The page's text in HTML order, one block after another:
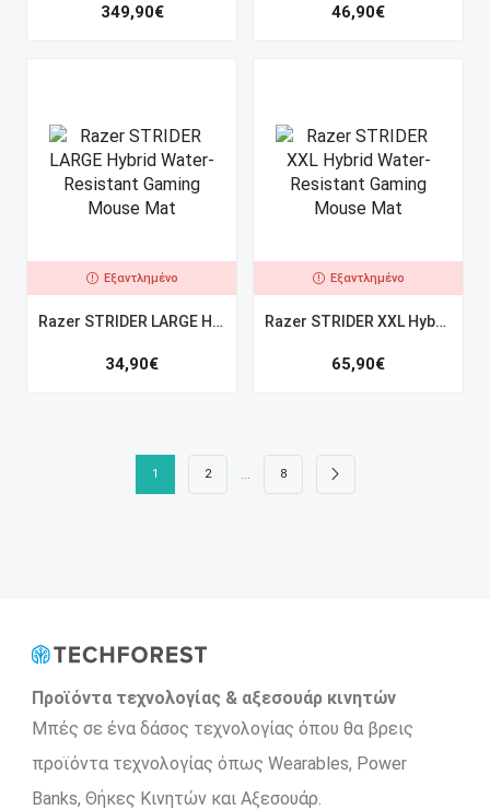
349,90€ 46,90€
Εξαντλημένο
Razer STRIDER LARGE Hybrid Water-Resistant Gaming Mouse Mat
34,90€
Εξαντλημένο
Razer STRIDER XXL Hybrid Water-Resistant Gaming Mouse Mat
65,90€
1 2 … 8
Προϊόντα τεχνολογίας & αξεσουάρ κινητών
Μπές σε ένα δάσος τεχνολογίας όπου θα βρεις
προϊόντα τεχνολογίας όπως Wearables, Power
Βanks, Θήκες Κινητών και Αξεσουάρ.